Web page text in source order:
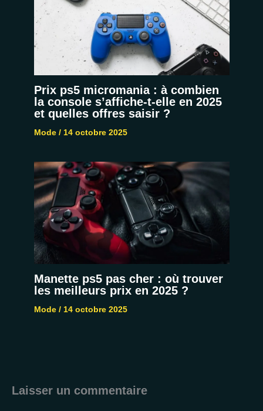
Prix ps5 micromania : à combien
la console s’affiche-t-elle en 2025
et quelles offres saisir ?
Mode/ 14 octobre 2025
Manette ps5 pas cher : où trouver
les meilleurs prix en 2025 ?
Mode/ 14 octobre 2025
Laisser un commentaire